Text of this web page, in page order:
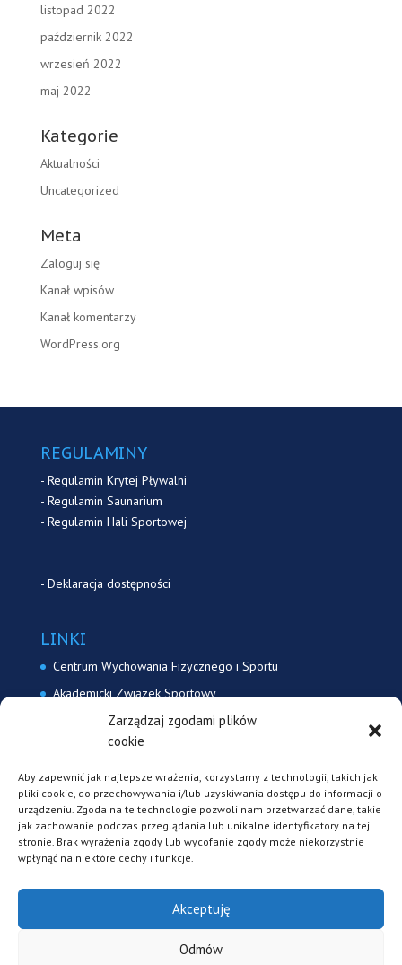
Zarządzaj zgodami plików
cookie
Aby zapewnić jak najlepsze wrażenia, korzystamy z technologii, takich jak
pliki cookie, do przechowywania i/lub uzyskiwania dostępu do informacji o
urządzeniu. Zgoda na te technologie pozwoli nam przetwarzać dane, takie
jak zachowanie podczas przeglądania lub unikalne identyfikatory na tej
stronie. Brak wyrażenia zgody lub wycofanie zgody może niekorzystnie
wpłynąć na niektóre cechy i funkcje.
Akceptuję
Odmów
listopad 2022
październik 2022
wrzesień 2022
maj 2022
Kategorie
Aktualności
Uncategorized
Meta
Zaloguj się
Kanał wpisów
Kanał komentarzy
WordPress.org
REGULAMINY
- Regulamin Krytej Pływalni
- Regulamin Saunarium
- Regulamin Hali Sportowej
- Deklaracja dostępności
LINKI
Centrum Wychowania Fizycznego i Sportu
Akademicki Związek Sportowy
Akademicki Związek Sportowy Uniwersytetu Śląskiego
Akademicki Związek Sportowy Katowice
KONTAKT
ul. Paderewskigo 9
43-400 Cieszyn